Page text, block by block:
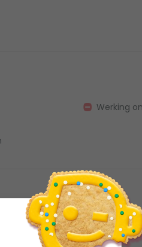
Werking